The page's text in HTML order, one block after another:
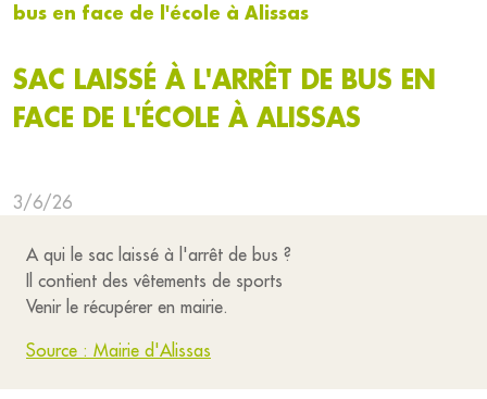
bus en face de l'école à Alissas
SAC LAISSÉ À L'ARRÊT DE BUS EN
FACE DE L'ÉCOLE À ALISSAS
3/6/26
A qui le sac laissé à l'arrêt de bus ?
Il contient des vêtements de sports
Venir le récupérer en mairie.
Source : Mairie d'Alissas